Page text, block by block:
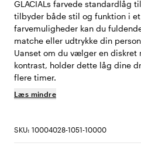
GLACIALs farvede standardlåg
tilbyder både stil og funktion i
farvemuligheder kan du
matche eller udtrykke din
Uanset om du vælger en diskret
kontrast, holder dette låg dine
flere timer.
Læs mindre
SKU: 10004028-1051-10000